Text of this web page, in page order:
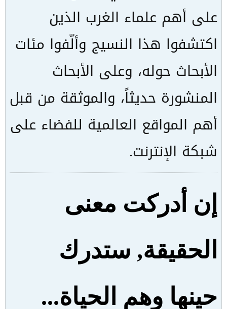
على أهم علماء الغرب الذين
اكتشفوا هذا النسيج وألّفوا مئات
الأبحاث حوله، وعلى الأبحاث
المنشورة حديثاً، والموثقة من قبل
أهم المواقع العالمية للفضاء على
شبكة الإنترنت.
إن أدركت معنى
الحقيقة, ستدرك
حينها وهم الحياة...